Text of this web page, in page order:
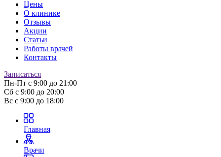
Цены
О клинике
Отзывы
Акции
Статьи
Работы врачей
Контакты
Записаться
Пн-Пт с 9:00 до 21:00
Сб с 9:00 до 20:00
Вс с 9:00 до 18:00
Главная
Врачи